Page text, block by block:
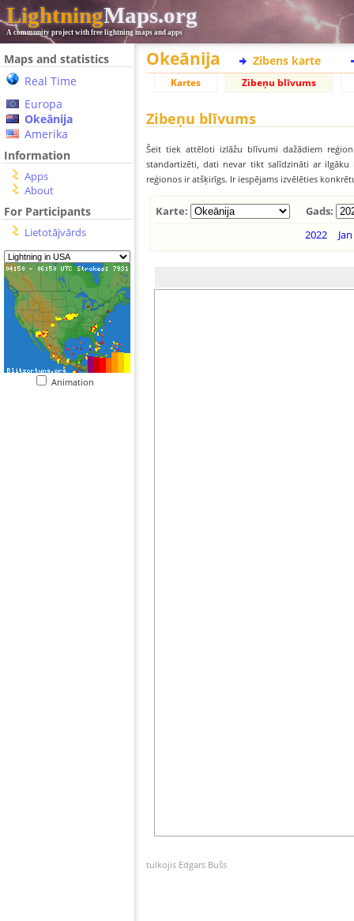
LightningMaps.org
A community project with free lightning maps and apps
Maps and statistics
Real Time
Europa
Okeānija
Amerika
Information
Apps
About
For Participants
Lietotājvārds
Animation
Okeānija Zibens karte
Kartes Zibeņu blīvums
Zibeņu blīvums
Šeit tiek attēloti izlāžu blīvumi dažādiem
standartizēti, dati nevar tikt salīdzināti ar ilgāku
reģionos ir atšķirīgs. Ir iespējams izvēlēties
Karte:
Gads:
2022
Jan
tulkojis Edgars Bušs